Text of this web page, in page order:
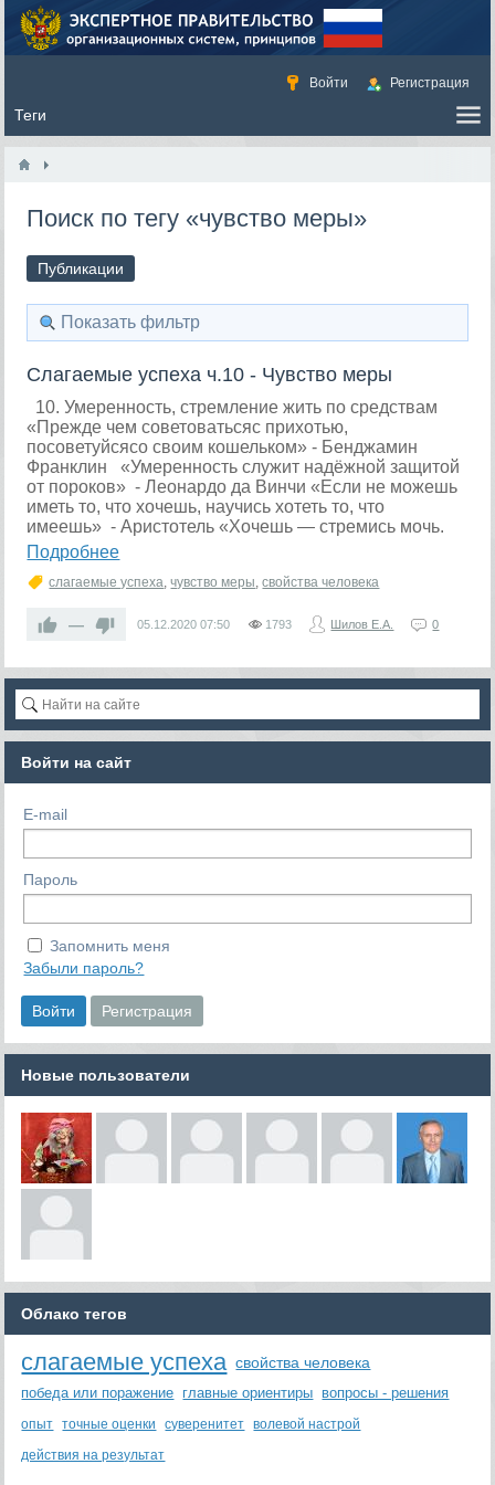
Войти Регистрация
Поиск по тегу «чувство меры»
Публикации
Показать фильтр
Слагаемые успеха ч.10 - Чувство меры
10. Умеренность, стремление жить по средствам
«Прежде чем советоватьсяс прихотью,
посоветуйсясо своим кошельком» - Бенджамин
Франклин «Умеренность служит надёжной защитой
от пороков» - Леонардо да Винчи «Если не можешь
иметь то, что хочешь, научись хотеть то, что
имеешь» - Аристотель «Хочешь — стремись мочь.
Подробнее
слагаемые успеха,чувство меры,свойства человека
— 05.12.2020 07:50 1793 Шилов Е.А. 0
Войти на сайт
E-mail
Пароль
Запомнить меня
Забыли пароль?
Новые пользователи
Облако тегов
слагаемые успеха свойства человека
победа или поражение главные ориентиры вопросы - решения
опыт точные оценки суверенитет
волевой настрой
действия на результат